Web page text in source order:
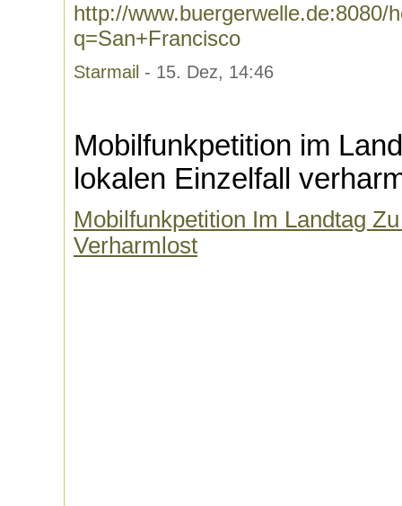
http://www.buergerwelle.de:8080/
q=San+Francisco
Starmail - 15. Dez, 14:46
Mobilfunkpetition im
lokalen Einzelfall
Mobilfunkpetition Im Landtag
Verharmlost